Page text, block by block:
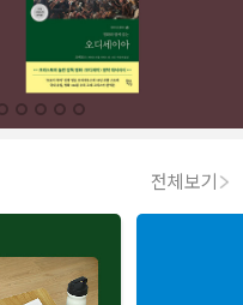
전체보기